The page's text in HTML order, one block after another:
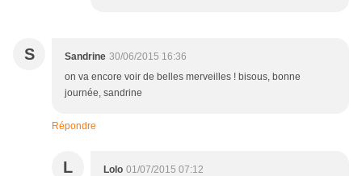
S Sandrine 30/06/2015 16:36
on va encore voir de belles merveilles ! bisous, bonne
journée, sandrine
Répondre
L Lolo 01/07/2015 07:12